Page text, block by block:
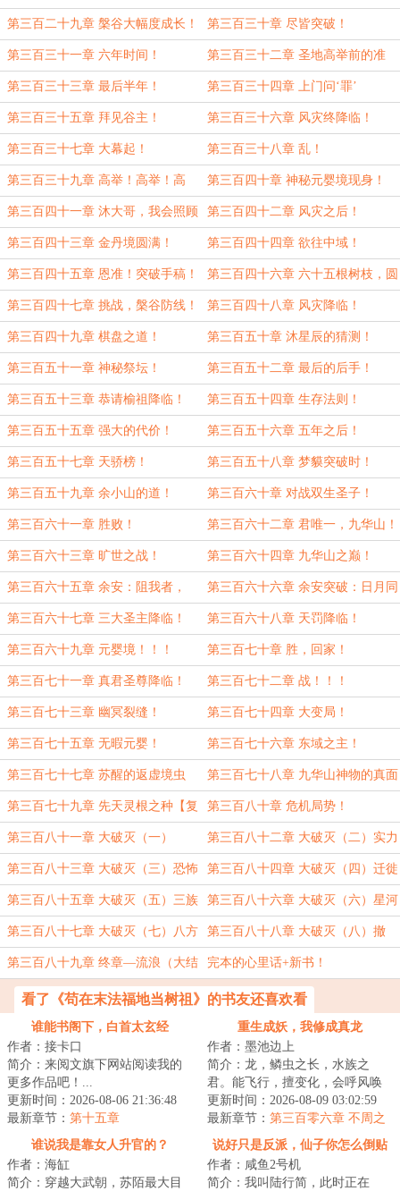
患’！
第三百二十九章 槃谷大幅度成长！ 第三百三十章 尽皆突破！
第三百三十一章 六年时间！ 第三百三十二章 圣地高举前的准
备！
第三百三十三章 最后半年！ 第三百三十四章 上门问‘罪’
第三百三十五章 拜见谷主！ 第三百三十六章 风灾终降临！
第三百三十七章 大幕起！ 第三百三十八章 乱！
第三百三十九章 高举！高举！高
举！
第三百四十章 神秘元婴境现身！
第三百四十一章 沐大哥，我会照顾
好槃谷！
第三百四十二章 风灾之后！
第三百四十三章 金丹境圆满！ 第三百四十四章 欲往中域！
第三百四十五章 恩准！突破手稿！ 第三百四十六章 六十五根树枝，圆
满！
第三百四十七章 挑战，槃谷防线！ 第三百四十八章 风灾降临！
第三百四十九章 棋盘之道！ 第三百五十章 沐星辰的猜测！
第三百五十一章 神秘祭坛！ 第三百五十二章 最后的后手！
第三百五十三章 恭请榆祖降临！ 第三百五十四章 生存法则！
第三百五十五章 强大的代价！ 第三百五十六章 五年之后！
第三百五十七章 天骄榜！ 第三百五十八章 梦貘突破时！
第三百五十九章 余小山的道！ 第三百六十章 对战双生圣子！
第三百六十一章 胜败！ 第三百六十二章 君唯一，九华山！
第三百六十三章 旷世之战！ 第三百六十四章 九华山之巅！
第三百六十五章 余安：阻我者，
死！
第三百六十六章 余安突破：日月同
辉！
第三百六十七章 三大圣主降临！ 第三百六十八章 天罚降临！
第三百六十九章 元婴境！！！ 第三百七十章 胜，回家！
第三百七十一章 真君圣尊降临！ 第三百七十二章 战！！！
第三百七十三章 幽冥裂缝！ 第三百七十四章 大变局！
第三百七十五章 无暇元婴！ 第三百七十六章 东域之主！
第三百七十七章 苏醒的返虚境虫
族！
第三百七十八章 九华山神物的真面
貌！
第三百七十九章 先天灵根之种【复
活】
第三百八十章 危机局势！
第三百八十一章 大破灭（一） 第三百八十二章 大破灭（二）实力
暴涨！
第三百八十三章 大破灭（三）恐怖
存在！
第三百八十四章 大破灭（四）迁徙
令！
第三百八十五章 大破灭（五）三族
未来！
第三百八十六章 大破灭（六）星河
璀璨！
第三百八十七章 大破灭（七）八方
俱灭！
第三百八十八章 大破灭（八）撤
离！
第三百八十九章 终章—流浪（大结
局）
完本的心里话+新书！
看了《苟在末法福地当树祖》的书友还喜欢看
谁能书阁下，白首太玄经
作者：接卡口
简介：来阅文旗下网站阅读我的
更多作品吧！...
更新时间：2026-08-06 21:36:48
最新章节： 第十五章
重生成妖，我修成真龙
作者：墨池边上
简介：龙，鳞虫之长，水族之
君。能飞行，擅变化，会呼风唤
雨，能掣电驱雷。仙道，妖道，
神道……最后求的...
更新时间：2026-08-09 03:02:59
最新章节： 第三百零六章 不周之
盟
谁说我是靠女人升官的？
作者：海缸
简介：穿越大武朝，苏陌最大目
说好只是反派，仙子你怎么倒贴
了
作者：咸鱼2号机
简介：我叫陆行简，此时正在